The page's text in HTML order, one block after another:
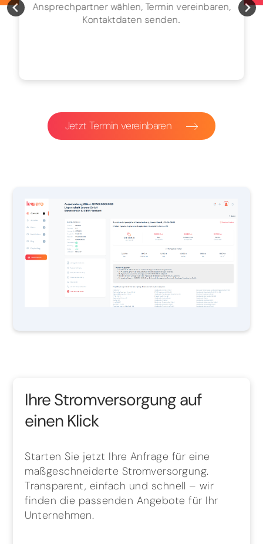
Ansprechpartner wählen, Termin vereinbaren,
Kontaktdaten senden.
Jetzt Termin vereinbaren
Ihre Stromversorgung auf
einen Klick
Starten Sie jetzt Ihre Anfrage für eine
maßgeschneiderte Stromversorgung.
Transparent, einfach und schnell – wir
finden die passenden Angebote für Ihr
Unternehmen.